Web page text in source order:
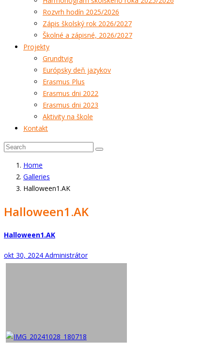
Rozvrh hodín 2025/2026
Zápis školský rok 2026/2027
Školné a zápisné, 2026/2027
Projekty
Grundtvig
Európsky deň jazykov
Erasmus Plus
Erasmus dni 2022
Erasmus dni 2023
Aktivity na škole
Kontakt
Home
Galleries
Halloween1.AK
Halloween1.AK
Halloween1.AK
okt 30, 2024 Administrátor